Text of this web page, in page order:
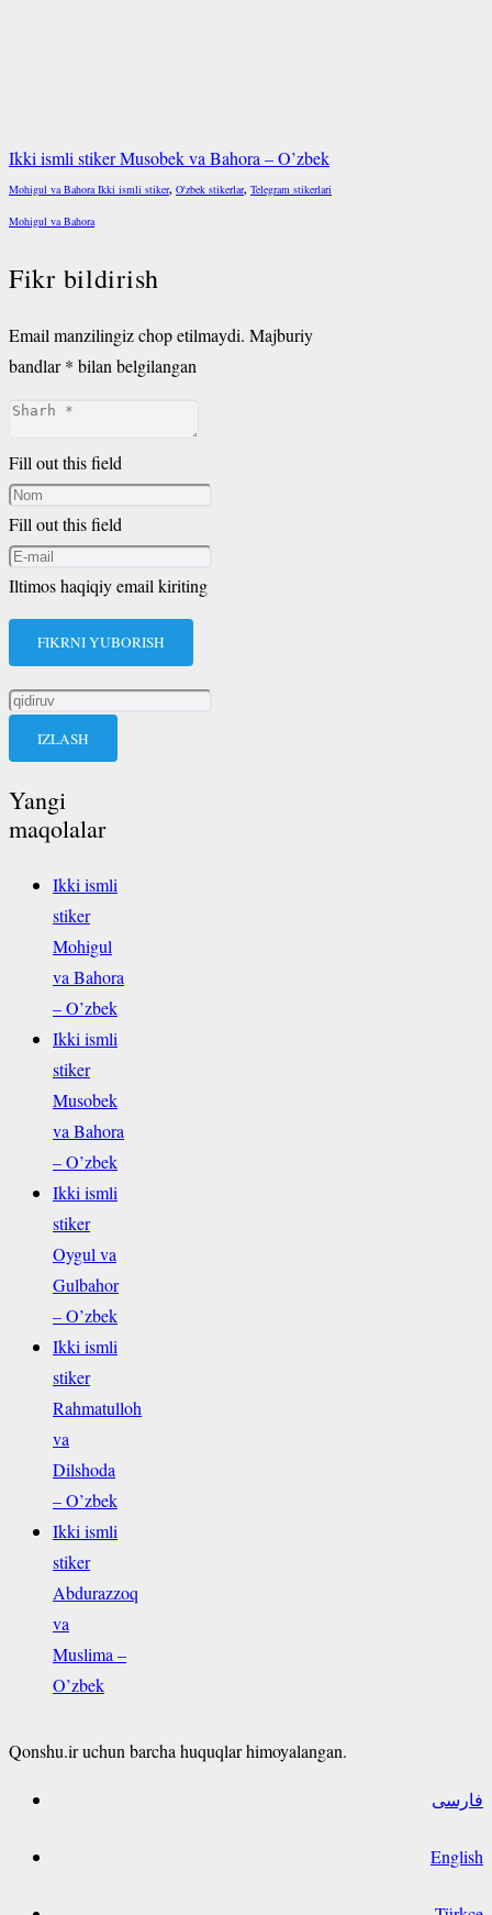
Ikki ismli stiker Musobek va Bahora – O’zbek
Mohigul va Bahora Ikki ismli stiker, O'zbek stikerlar, Telegram stikerlari
Mohigul va Bahora
Fikr bildirish
Email manzilingiz chop etilmaydi. Majburiy
bandlar* bilan belgilangan
Fill out this field
Fill out this field
Iltimos haqiqiy email kiriting
FIKRNI YUBORISH
Qidirshish:
Yangi
maqolalar
Ikki ismli
stiker
Mohigul
va Bahora
– O’zbek
Ikki ismli
stiker
Musobek
va Bahora
– O’zbek
Ikki ismli
stiker
Oygul va
Gulbahor
– O’zbek
Ikki ismli
stiker
Rahmatulloh
va
Dilshoda
– O’zbek
Ikki ismli
stiker
Abdurazzoq
va
Muslima –
O’zbek
Qonshu.ir uchun barcha huquqlar himoyalangan.
فارسی
English